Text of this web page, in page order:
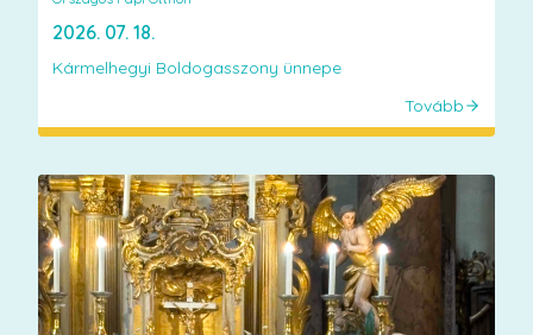
2026. 07. 18.
Kármelhegyi Boldogasszony ünnepe
Tovább